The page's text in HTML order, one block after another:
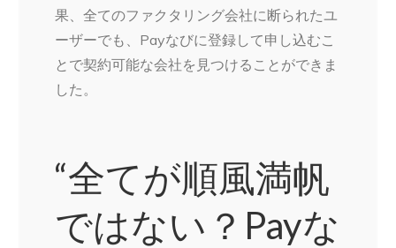
果、全てのファクタリング会社に断られたユ
ーザーでも、Payなびに登録して申し込むこ
とで契約可能な会社を見つけることができま
した。
“全てが順風満帆
ではない？Payな